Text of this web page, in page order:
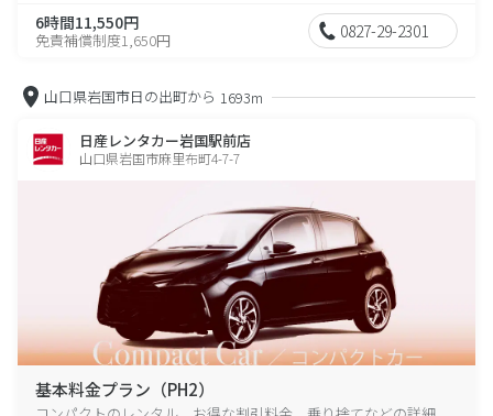
6時間11,550円
免責補償制度1,650円 0827-29-2301
山口県岩国市日の出町から 1693m
日産レンタカー岩国駅前店
山口県岩国市麻里布町4-7-7
基本料金プラン（PH2）